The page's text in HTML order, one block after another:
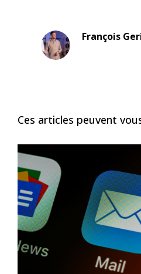
François
Ces articles peuvent